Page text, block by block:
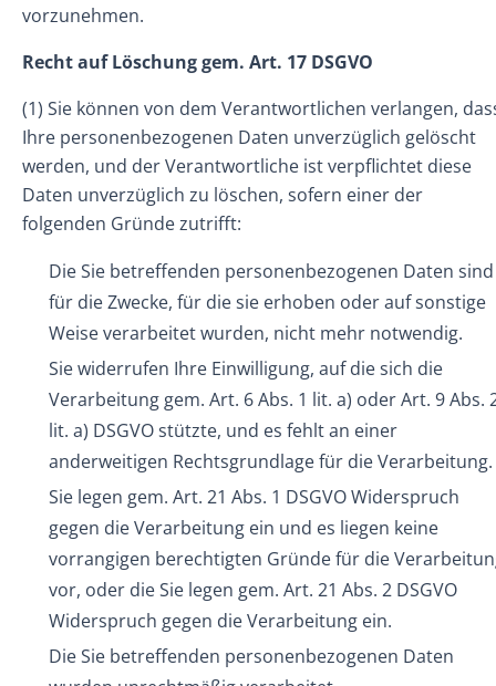
vorzunehmen.
Recht auf Löschung gem. Art. 17 DSGVO
(1) Sie können von dem Verantwortlichen verlangen,
Ihre personenbezogenen Daten unverzüglich gelöscht
werden, und der Verantwortliche ist verpflichtet diese
Daten unverzüglich zu löschen, sofern einer der
folgenden Gründe zutrifft:
Die Sie betreffenden personenbezogenen Daten sind
für die Zwecke, für die sie erhoben oder auf sonstige
Weise verarbeitet wurden, nicht mehr notwendig.
Sie widerrufen Ihre Einwilligung, auf die sich die
Verarbeitung gem. Art. 6 Abs. 1 lit. a) oder Art. 9 Abs.
lit. a) DSGVO stützte, und es fehlt an einer
anderweitigen Rechtsgrundlage für die Verarbeitung.
Sie legen gem. Art. 21 Abs. 1 DSGVO Widerspruch
gegen die Verarbeitung ein und es liegen keine
vorrangigen berechtigten Gründe für die
vor, oder die Sie legen gem. Art. 21 Abs. 2 DSGVO
Widerspruch gegen die Verarbeitung ein.
Die Sie betreffenden personenbezogenen Daten